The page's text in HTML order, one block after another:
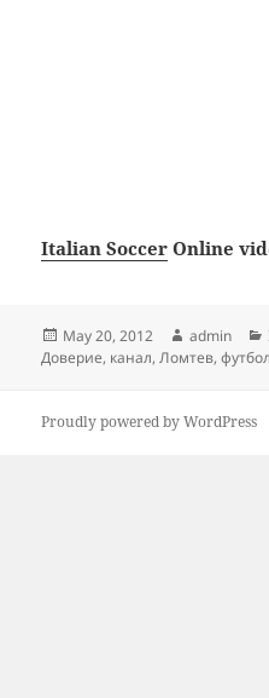
Italian Soccer Online
Posted
on
May 20, 2012 Author
admin
Доверие, канал,Ломтев,
Proudly powered by WordPress